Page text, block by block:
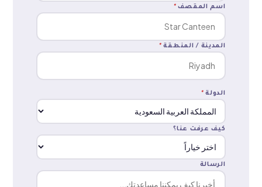
اسم المقصف *
المدينة / المنطقة *
الدولة *
كيف عرفت عنا؟
الرسالة